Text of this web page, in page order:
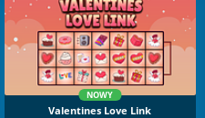
NOWY
Valentines Love Link